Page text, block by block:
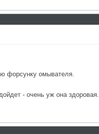
форсунку омывателя.
- очень уж она здоровая.